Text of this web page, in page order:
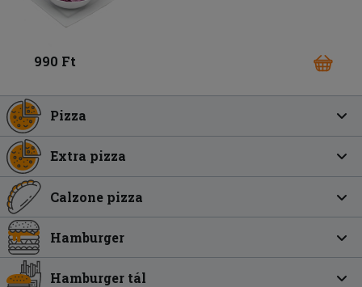
990 Ft
Pizza
Extra pizza
Calzone pizza
Hamburger
Hamburger tál